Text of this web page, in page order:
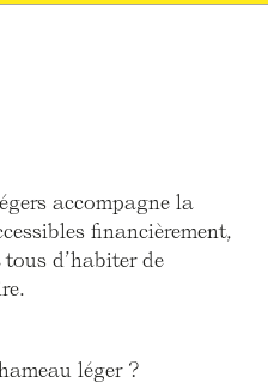
accompagne la
financièrement,
d’habiter de
léger ?